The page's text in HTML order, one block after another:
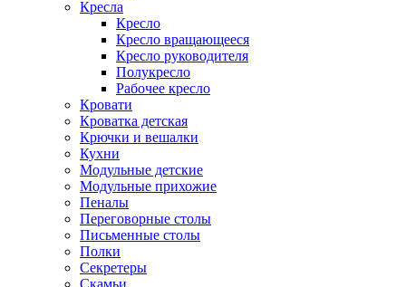
Кресла
Кресло
Кресло вращающееся
Кресло руководителя
Полукресло
Рабочее кресло
Кровати
Кроватка детская
Крючки и вешалки
Кухни
Модульные детские
Модульные прихожие
Пеналы
Переговорные столы
Письменные столы
Полки
Секретеры
Скамьи